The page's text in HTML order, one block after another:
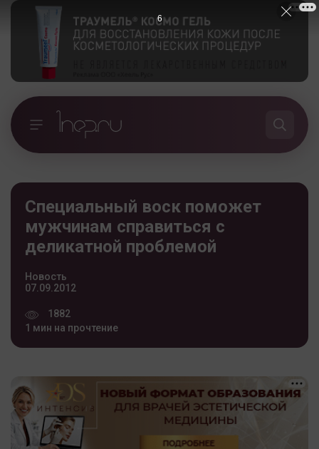
Специальный воск поможет
мужчинам справиться с
деликатной проблемой
Новость
07.09.2012
1882
1 мин на прочтение
5